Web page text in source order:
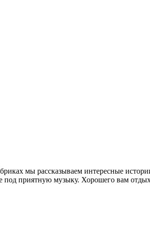
мы рассказываем интересные
под приятную музыку. Хорошего вам